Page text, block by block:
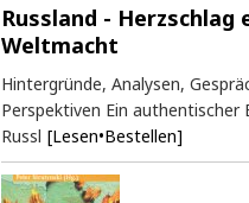
Russland - Herzschlag
Weltmacht
Hintergründe, Analysen,
Perspektiven Ein authentischer
Russl [Lesen•Bestellen]